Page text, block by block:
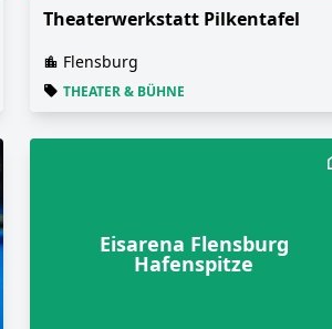
Theaterwerkstatt Pilkentafel
Flensburg
THEATER & BÜHNE
Eisarena Flensburg
Hafenspitze